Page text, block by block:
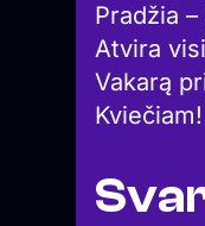
Pradžia –
Atvira
Vakarą
Kviečiam!